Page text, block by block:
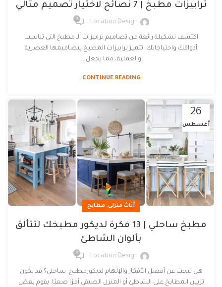
ترابيزات مطبخ | 7 نصائح لاختيار تصميم مثالي
Location Design
0
اكتشف تشكيلة رائعة من تصاميم ترابيزات الـ مطبخ التي تناسب
أذواقك واحتياجاتك. تتميز ترابيزات المطبخ بتصاميمها العصرية
والعملية، مما يجعل...
CONTINUE READING
26
أغسطس
أثاث منزلي, مطابخ
مطبخ ساحلي | 13 فكرة لديكور مطبخك لتتألق
بألوان الشاطئ
Location Design
0
هل تبحث عن أفضل الأفكار والإلهام لديكورمطبخ ساحلي؟ قد يكون
تزيين المطابخ على الشاطئ أو المنزل الصيفي أمرًا صعبًا. يقوم بعض